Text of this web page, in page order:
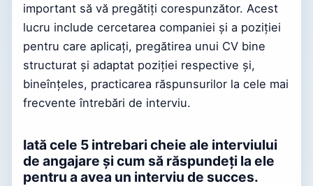
important să vă pregătiți corespunzător. Acest
lucru include cercetarea companiei și a poziției
pentru care aplicați, pregătirea unui CV bine
structurat și adaptat poziției respective și,
bineînțeles, practicarea răspunsurilor la cele mai
frecvente întrebări de interviu.
Iată cele 5 intrebari cheie ale interviului
de angajare și cum să răspundeți la ele
pentru a avea un interviu de succes.